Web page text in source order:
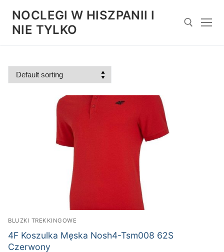
treści
NOCLEGI W HISZPANII I
NIE TYLKO
Szukaj:
BLUZKI TREKKINGOWE
4F Koszulka Męska Nosh4-Tsm008 62S
Czerwony